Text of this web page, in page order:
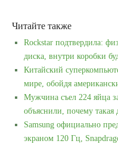
Читайте также
Rockstar подтвердила:
диска, внутри коробки
Китайский
мире, обойдя
Мужчина съел 224 яйца
объяснили, почему такая
Samsung официально
экраном 120 Гц,